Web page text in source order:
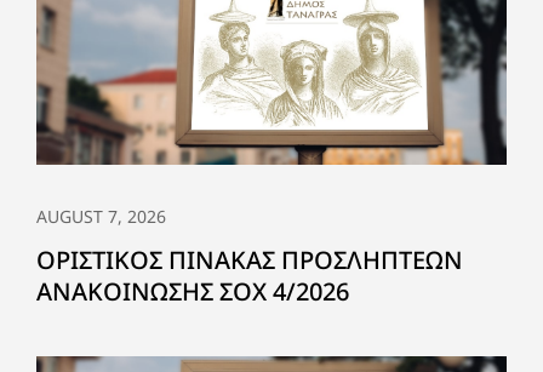
AUGUST 7, 2026
ΟΡΙΣΤΙΚΟΣ ΠΙΝΑΚΑΣ ΠΡΟΣΛΗΠΤΕΩΝ
ΑΝΑΚΟΙΝΩΣΗΣ ΣΟΧ 4/2026